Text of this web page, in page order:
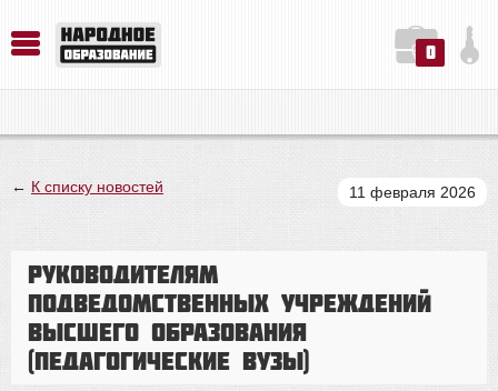
0
← К списку новостей 11 февраля 2026
Руководителям
подведомственных учреждений
высшего образования
(педагогические вузы)